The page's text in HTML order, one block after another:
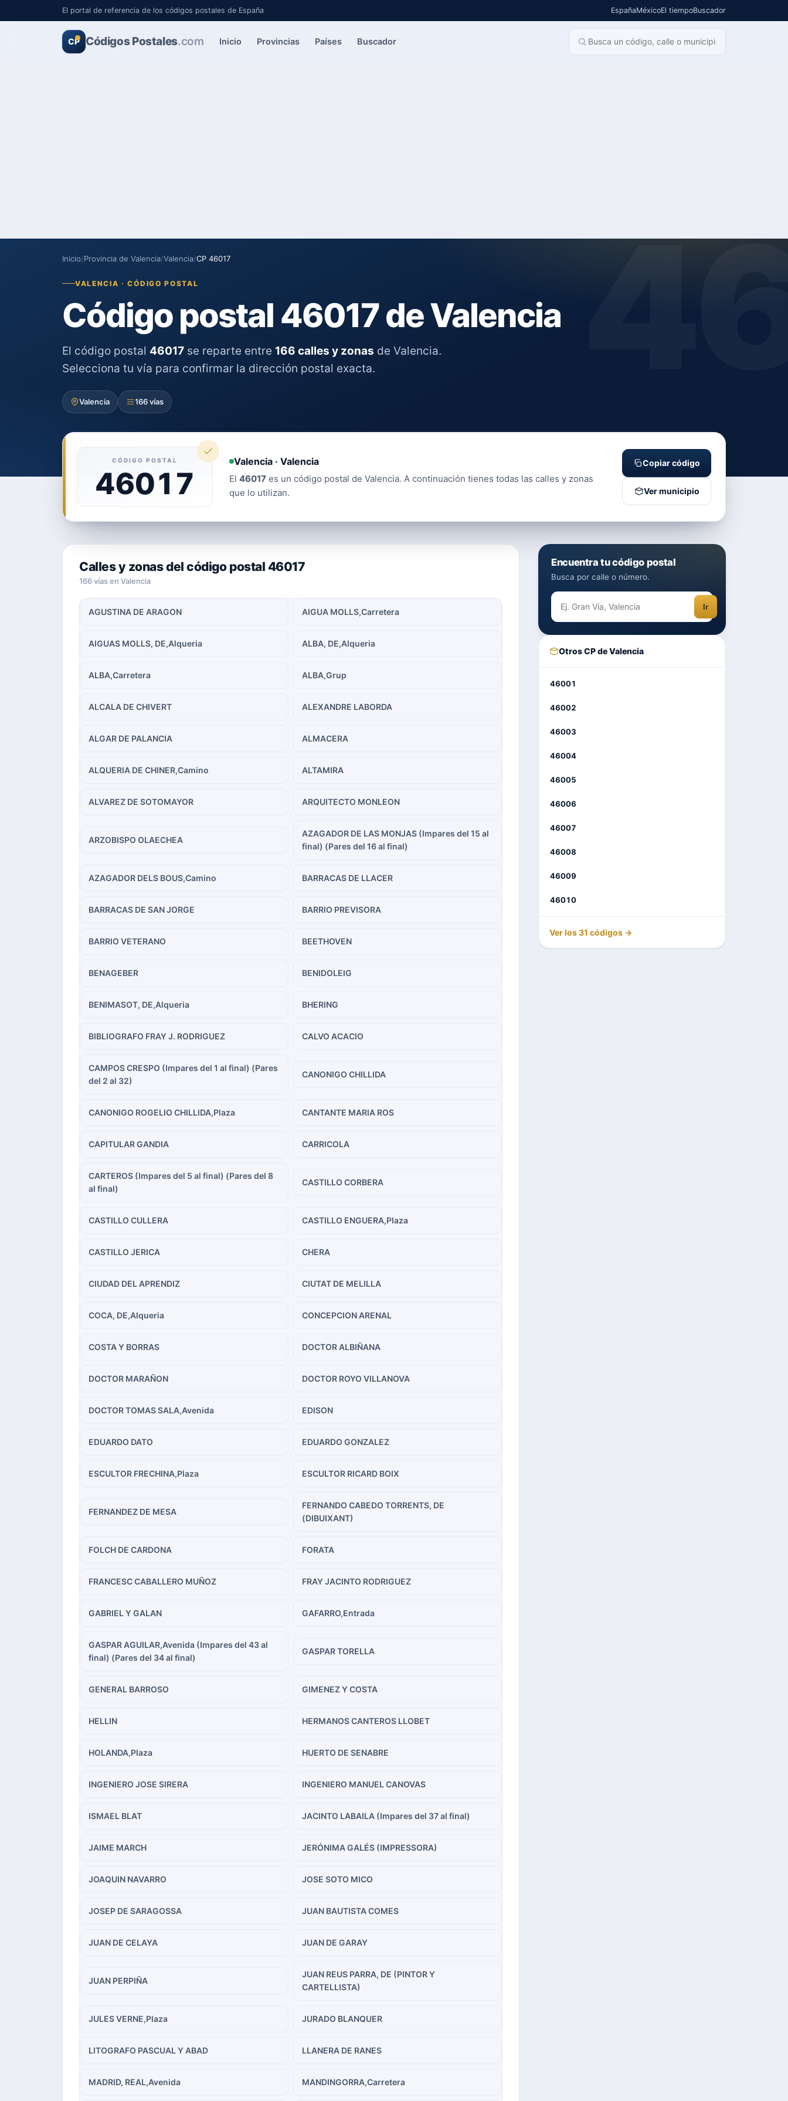
El portal de referencia de los códigos postales de España EspañaMéxicoEl tiempoBuscador
CP Códigos Postales.com Inicio Provincias Países Buscador
Inicio/Provincia de Valencia/Valencia/CP 46017
VALENCIA · CÓDIGO POSTAL
Código postal 46017 de Valencia
El código postal 46017 se reparte entre 166 calles y zonas de Valencia.
Selecciona tu vía para confirmar la dirección postal exacta.
Valencia 166 vías
CÓDIGO POSTAL
46017
Valencia · Valencia
El 46017 es un código postal de Valencia. A continuación tienes todas las calles y zonas
que lo utilizan.
Copiar código
Ver municipio
Calles y zonas del código postal 46017
166 vías en Valencia
AGUSTINA DE ARAGON AIGUA MOLLS,Carretera
AIGUAS MOLLS, DE,Alqueria ALBA, DE,Alqueria
ALBA,Carretera ALBA,Grup
ALCALA DE CHIVERT ALEXANDRE LABORDA
ALGAR DE PALANCIA ALMACERA
ALQUERIA DE CHINER,Camino ALTAMIRA
ALVAREZ DE SOTOMAYOR ARQUITECTO MONLEON
ARZOBISPO OLAECHEA
AZAGADOR DE LAS MONJAS (Impares del 15 al
final) (Pares del 16 al final)
AZAGADOR DELS BOUS,Camino BARRACAS DE LLACER
BARRACAS DE SAN JORGE BARRIO PREVISORA
BARRIO VETERANO BEETHOVEN
BENAGEBER BENIDOLEIG
BENIMASOT, DE,Alqueria BHERING
BIBLIOGRAFO FRAY J. RODRIGUEZ CALVO ACACIO
CAMPOS CRESPO (Impares del 1 al final) (Pares
del 2 al 32)
CANONIGO CHILLIDA
CANONIGO ROGELIO CHILLIDA,Plaza CANTANTE MARIA ROS
CAPITULAR GANDIA CARRICOLA
CARTEROS (Impares del 5 al final) (Pares del 8
al final)
CASTILLO CORBERA
CASTILLO CULLERA CASTILLO ENGUERA,Plaza
CASTILLO JERICA CHERA
CIUDAD DEL APRENDIZ CIUTAT DE MELILLA
COCA, DE,Alqueria CONCEPCION ARENAL
COSTA Y BORRAS DOCTOR ALBIÑANA
DOCTOR MARAÑON DOCTOR ROYO VILLANOVA
DOCTOR TOMAS SALA,Avenida EDISON
EDUARDO DATO EDUARDO GONZALEZ
ESCULTOR FRECHINA,Plaza ESCULTOR RICARD BOIX
FERNANDEZ DE MESA
FERNANDO CABEDO TORRENTS, DE
(DIBUIXANT)
FOLCH DE CARDONA FORATA
FRANCESC CABALLERO MUÑOZ FRAY JACINTO RODRIGUEZ
GABRIEL Y GALAN GAFARRO,Entrada
GASPAR AGUILAR,Avenida (Impares del 43 al
final) (Pares del 34 al final)
GASPAR TORELLA
GENERAL BARROSO GIMENEZ Y COSTA
HELLIN HERMANOS CANTEROS LLOBET
HOLANDA,Plaza HUERTO DE SENABRE
INGENIERO JOSE SIRERA INGENIERO MANUEL CANOVAS
ISMAEL BLAT JACINTO LABAILA (Impares del 37 al final)
JAIME MARCH JERÓNIMA GALÉS (IMPRESSORA)
JOAQUIN NAVARRO JOSE SOTO MICO
JOSEP DE SARAGOSSA JUAN BAUTISTA COMES
JUAN DE CELAYA JUAN DE GARAY
JUAN PERPIÑA
JUAN REUS PARRA, DE (PINTOR Y
CARTELLISTA)
JULES VERNE,Plaza JURADO BLANQUER
LITOGRAFO PASCUAL Y ABAD LLANERA DE RANES
MADRID, REAL,Avenida MANDINGORRA,Carretera
Encuentra tu código postal
Busca por calle o número.
Ir
Otros CP de Valencia
46001
46002
46003
46004
46005
46006
46007
46008
46009
46010
Ver los 31 códigos →